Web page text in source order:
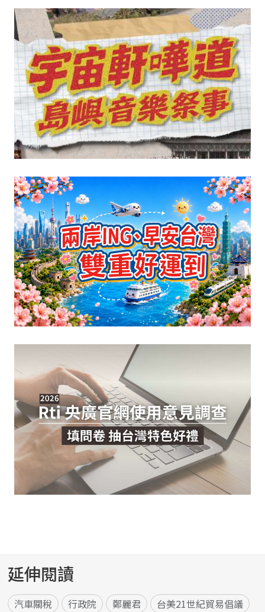
延伸閱讀
汽車關稅 行政院 鄭麗君
台美21世紀貿易倡議